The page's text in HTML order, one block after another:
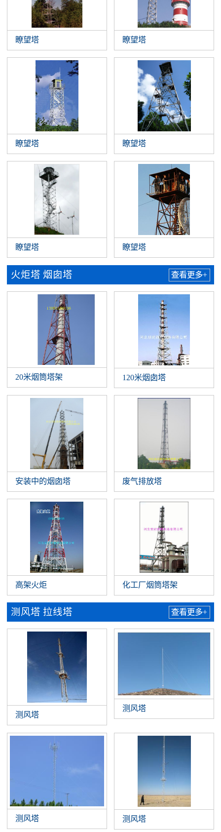
瞭望塔 瞭望塔
瞭望塔 瞭望塔
瞭望塔 瞭望塔
火炬塔 烟囱塔 查看更多+
20米烟筒塔架 120米烟囱塔
安装中的烟囱塔 废气排放塔
高架火炬 化工厂烟筒塔架
测风塔 拉线塔 查看更多+
测风塔
测风塔
测风塔 测风塔